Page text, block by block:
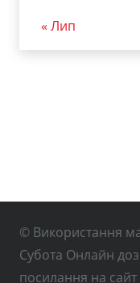
« Лип
© Використання
Субота Онлайн
посилання на